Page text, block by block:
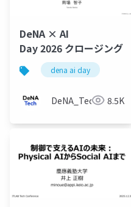
DeNA × AI
Day 2026 クロージング
dena ai day
DeNA_Tech 8.5K